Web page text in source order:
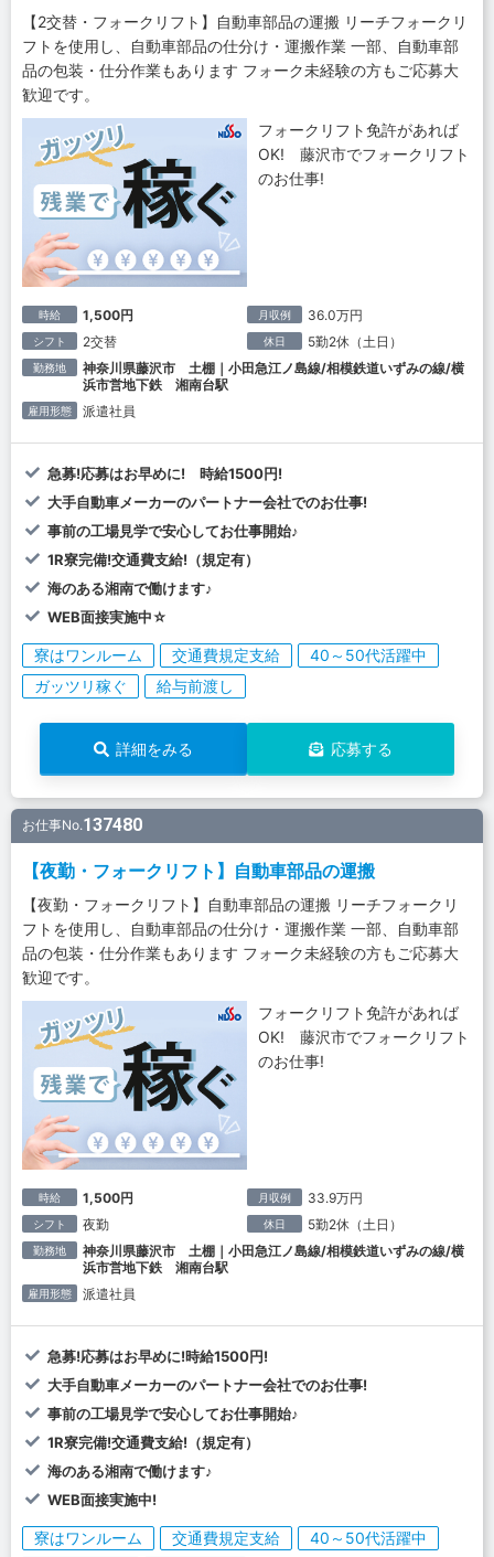
【2交替・フォークリフト】自動車部品の運搬 リーチフォークリ
フトを使用し、自動車部品の仕分け・運搬作業 一部、自動車部
品の包装・仕分作業もあります フォーク未経験の方もご応募大
歓迎です。
フォークリフト免許があれば
OK! 藤沢市でフォークリフト
のお仕事!
時給 1,500円 月収例 36.0万円
シフト 2交替 休日 5勤2休（土日）
勤務地
神奈川県藤沢市 土棚｜小田急江ノ島線/相模鉄道いずみの線/横
浜市営地下鉄 湘南台駅
雇用形態 派遣社員
急募!応募はお早めに! 時給1500円!
大手自動車メーカーのパートナー会社でのお仕事!
事前の工場見学で安心してお仕事開始♪
1R寮完備!交通費支給!（規定有）
海のある湘南で働けます♪
WEB面接実施中☆
寮はワンルーム 交通費規定支給
40～50代活躍中
ガッツリ稼ぐ
給与前渡し
詳細をみる 応募する
お仕事No.137480
【夜勤・フォークリフト】自動車部品の運搬
【夜勤・フォークリフト】自動車部品の運搬 リーチフォークリ
フトを使用し、自動車部品の仕分け・運搬作業 一部、自動車部
品の包装・仕分作業もあります フォーク未経験の方もご応募大
歓迎です。
フォークリフト免許があれば
OK! 藤沢市でフォークリフト
のお仕事!
時給 1,500円 月収例 33.9万円
シフト 夜勤 休日 5勤2休（土日）
勤務地
神奈川県藤沢市 土棚｜小田急江ノ島線/相模鉄道いずみの線/横
浜市営地下鉄 湘南台駅
雇用形態 派遣社員
急募!応募はお早めに!時給1500円!
大手自動車メーカーのパートナー会社でのお仕事!
事前の工場見学で安心してお仕事開始♪
1R寮完備!交通費支給!（規定有）
海のある湘南で働けます♪
WEB面接実施中!
寮はワンルーム 交通費規定支給
40～50代活躍中